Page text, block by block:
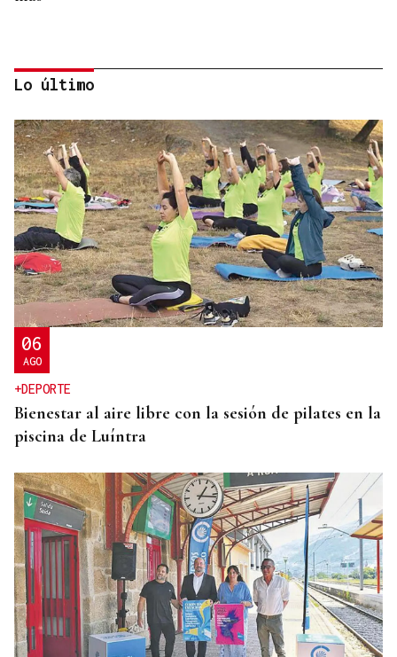
A TODA VELOCIDAD
Vídeo | Así fue el espectacular salto de “Cohete”
Suárez en el Rally Rías Baixas que dejó sin
respiración a los aficionados
Lo último
06
AGO
+DEPORTE
Bienestar al aire libre con la sesión de pilates en la
piscina de Luíntra